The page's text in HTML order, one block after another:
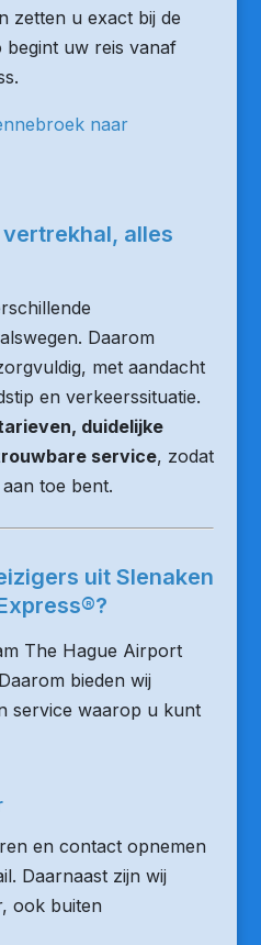
zetten u exact bij de
begint uw reis vanaf
naar
alles
Daarom
met aandacht
en verkeerssituatie.
duidelijke
service, zodat
toe bent.
uit Slenaken
The Hague Airport
bieden wij
service waarop u kunt
en contact opnemen
Daarnaast zijn wij
ook buiten